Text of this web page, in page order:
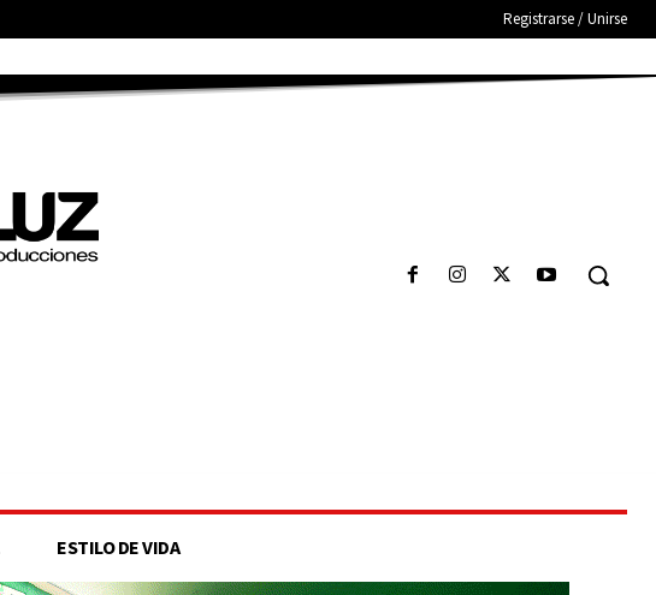
Registrarse / Unirse
ESTILO DE VIDA